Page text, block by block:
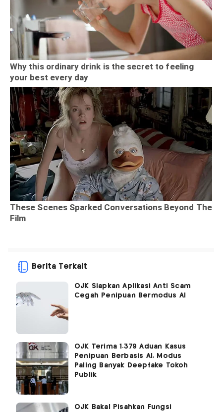
Berita Terkait
OJK Siapkan Aplikasi Anti Scam
Cegah Penipuan Bermodus AI
OJK Terima 1.379 Aduan Kasus
Penipuan Berbasis AI, Modus
Paling Banyak Deepfake Tokoh
Publik
OJK Bakal Pisahkan Fungsi